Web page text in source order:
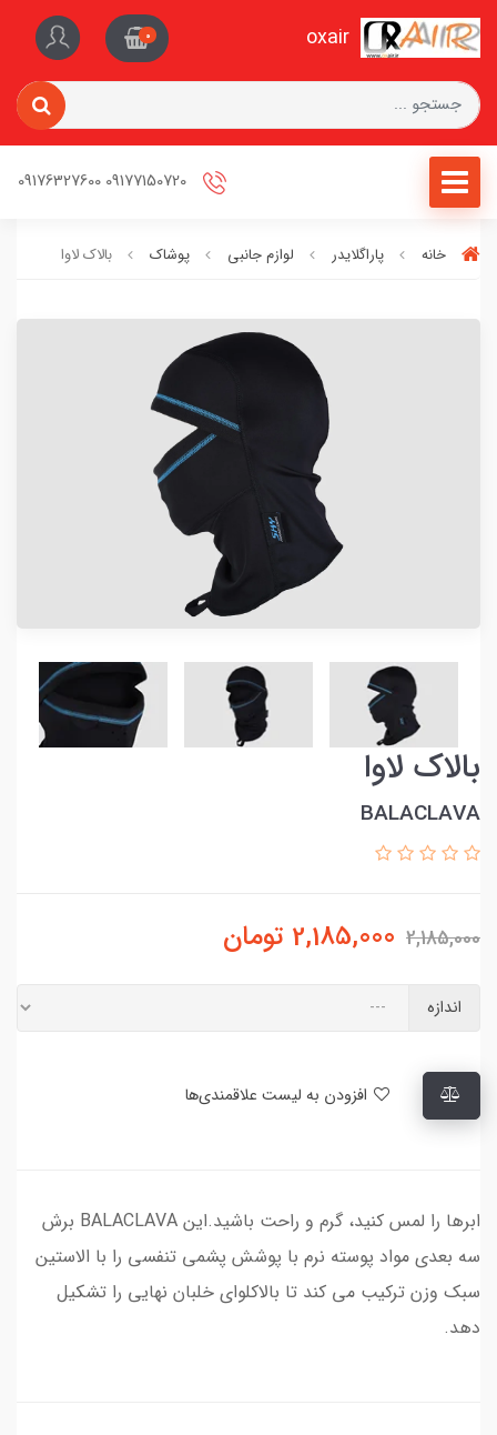
oxair
0
خانه پاراگلایدر لوازم جانبی پوشاک بالاک لاوا
بالاک لاوا
BALACLAVA
2,185,000
2,185,000 تومان
اندازه
ابرها را لمس کنید، گرم و راحت باشید.این BALACLAVA برش
سه بعدی مواد پوسته نرم با پوشش پشمی تنفسی را با الاستین
سبک وزن ترکیب می کند تا بالاکلوای خلبان نهایی را تشکیل
دهد.